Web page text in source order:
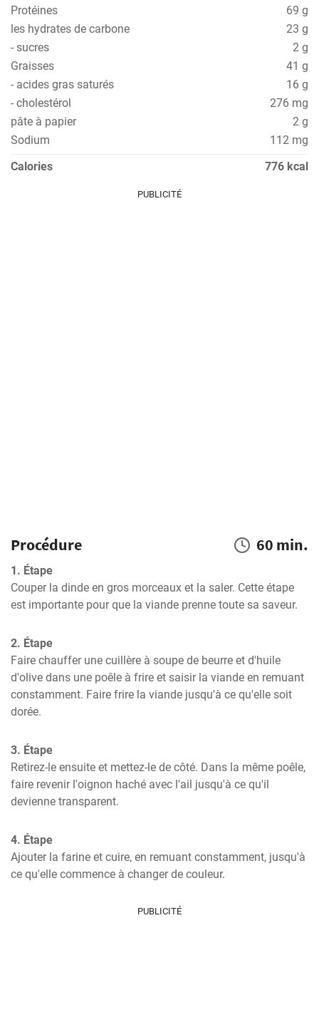
Protéines
69 g
les hydrates de carbone
23 g
- sucres
2 g
Graisses
41 g
- acides gras saturés
16 g
- cholestérol
276 mg
pâte à papier
2 g
Sodium
112 mg
Calories
776 kcal
PUBLICITÉ
Procédure 60 min.
1. Étape
Couper la dinde en gros morceaux et la saler. Cette étape
est importante pour que la viande prenne toute sa saveur.
2. Étape
Faire chauffer une cuillère à soupe de beurre et d'huile
d'olive dans une poêle à frire et saisir la viande en remuant
constamment. Faire frire la viande jusqu'à ce qu'elle soit
dorée.
3. Étape
Retirez-le ensuite et mettez-le de côté. Dans la même poêle,
faire revenir l'oignon haché avec l'ail jusqu'à ce qu'il
devienne transparent.
4. Étape
Ajouter la farine et cuire, en remuant constamment, jusqu'à
ce qu'elle commence à changer de couleur.
PUBLICITÉ